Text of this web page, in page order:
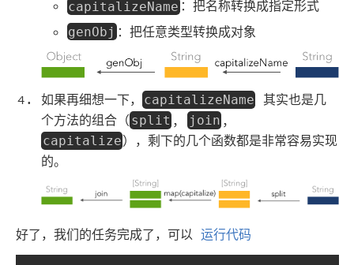
capitalizeName：把名称转换成指定形式
genObj ：把任意类型转换成对象
如果再细想一下， capitalizeName
其实也是几
个方法的组合（ split , join ,
capitalize），剩下的几个函数都是非常容易实现
的。
好了，我们的任务完成了，可以 运行代码